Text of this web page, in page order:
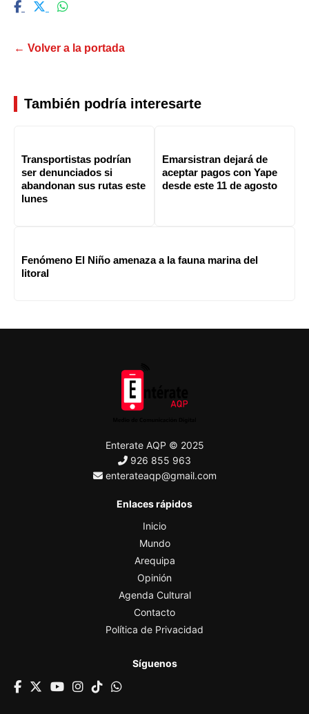
← Volver a la portada
También podría interesarte
Transportistas podrían
ser denunciados si
abandonan sus rutas este
lunes
Emarsistran dejará de
aceptar pagos con Yape
desde este 11 de agosto
Fenómeno El Niño amenaza a la fauna marina del
litoral
Enterate AQP © 2025
926 855 963
enterateaqp@gmail.com
Enlaces rápidos
Inicio
Mundo
Arequipa
Opinión
Agenda Cultural
Contacto
Política de Privacidad
Síguenos